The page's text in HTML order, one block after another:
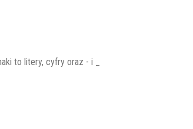
to litery, cyfry oraz - i _